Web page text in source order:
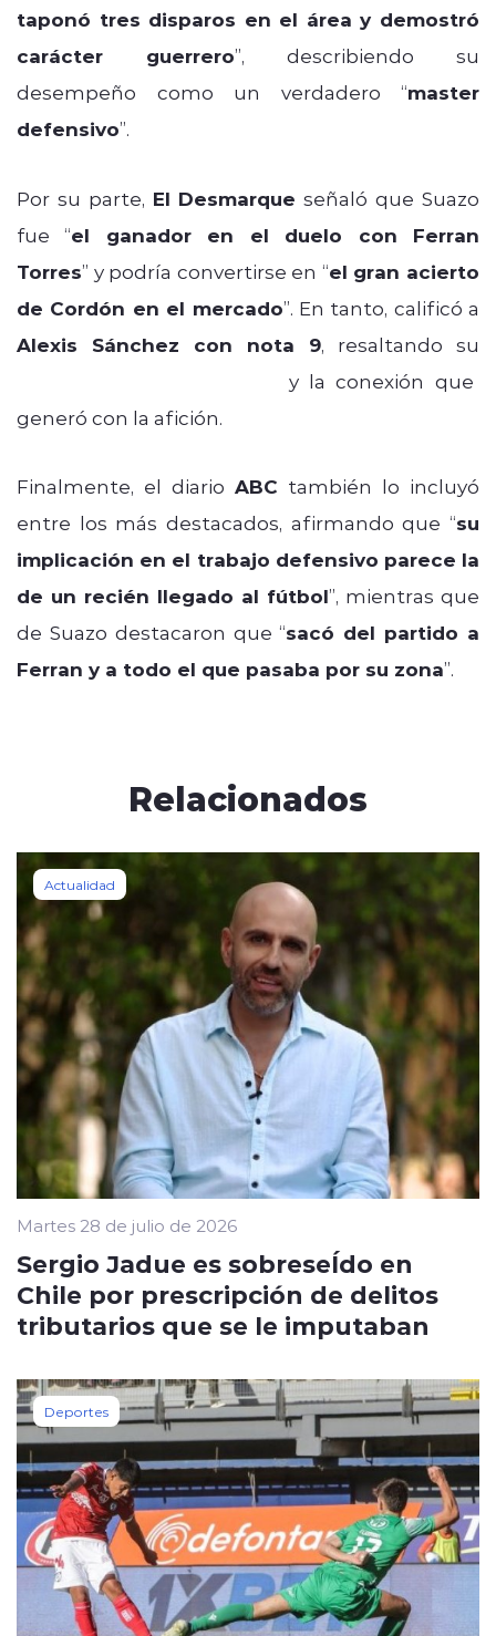
taponó tres disparos en el área y demostró
carácter guerrero”, describiendo su
desempeño como un verdadero “master
defensivo”.
Por su parte, El Desmarque señaló que Suazo
fue “el ganador en el duelo con Ferran
Torres” y podría convertirse en “el gran acierto
de Cordón en el mercado”. En tanto, calificó a
Alexis Sánchez con nota 9, resaltando su
y la conexión que
generó con la afición.
Finalmente, el diario ABC también lo incluyó
entre los más destacados, afirmando que “su
implicación en el trabajo defensivo parece la
de un recién llegado al fútbol”, mientras que
de Suazo destacaron que “sacó del partido a
Ferran y a todo el que pasaba por su zona”.
Relacionados
Actualidad
Martes 28 de julio de 2026
Sergio Jadue es sobreseÍdo en
Chile por prescripción de delitos
tributarios que se le imputaban
Deportes